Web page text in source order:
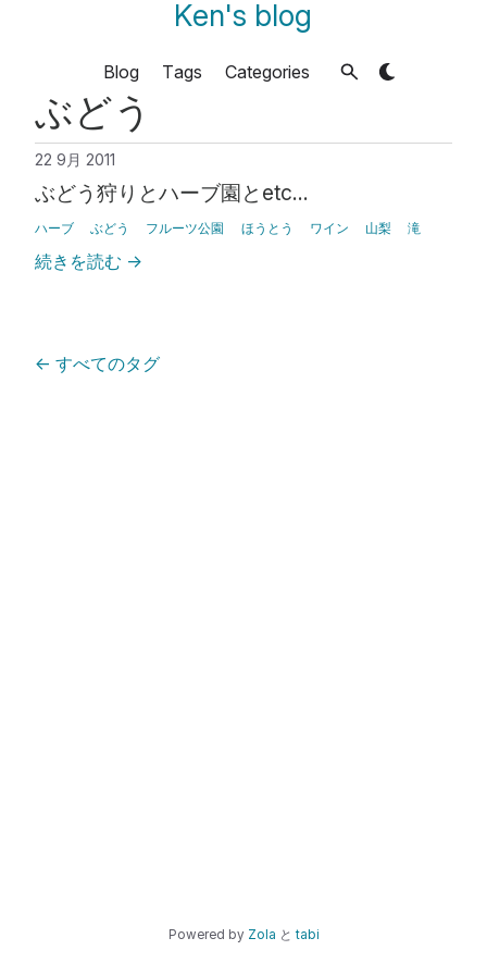
Ken's blog
Blog Tags Categories
ぶどう
22 9月 2011
ぶどう狩りとハーブ園とetc…
ハーブ ぶどう フルーツ公園 ほうとう ワイン 山梨 滝
続きを読む →
← すべてのタグ
Powered by Zola と tabi